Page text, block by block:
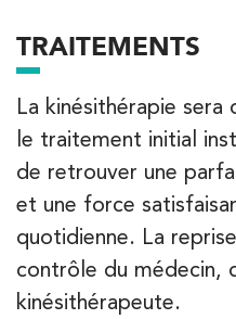
TRAITEMENTS
La kinésithérapie
le traitement initial
de retrouver une
et une force
quotidienne. La
contrôle du médecin,
kinésithérapeute.
68 Av. de Villiers
68 Av. de Villiers
01 44 90 90 40
PRENEZ RDV SUR
PRENEZ RDV SUR
Kinésithérapie